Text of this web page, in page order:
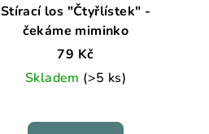
Stírací los "Čtyřlístek" -
čekáme miminko
79 Kč
Skladem (>5 ks)